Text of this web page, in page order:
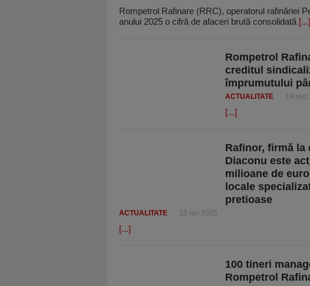
Rompetrol Rafinare (RRC), operatorul rafinăriei
anului 2025 o cifră de afaceri brută consolidată [...]
Rompetrol
creditul
împrumutului
ACTUALITATE 19 sep
[...]
Rafinor, firmă la
Diaconu este
milioane de
locale
pretioase
ACTUALITATE 15 ian 2025
[...]
100 tineri
Rompetrol